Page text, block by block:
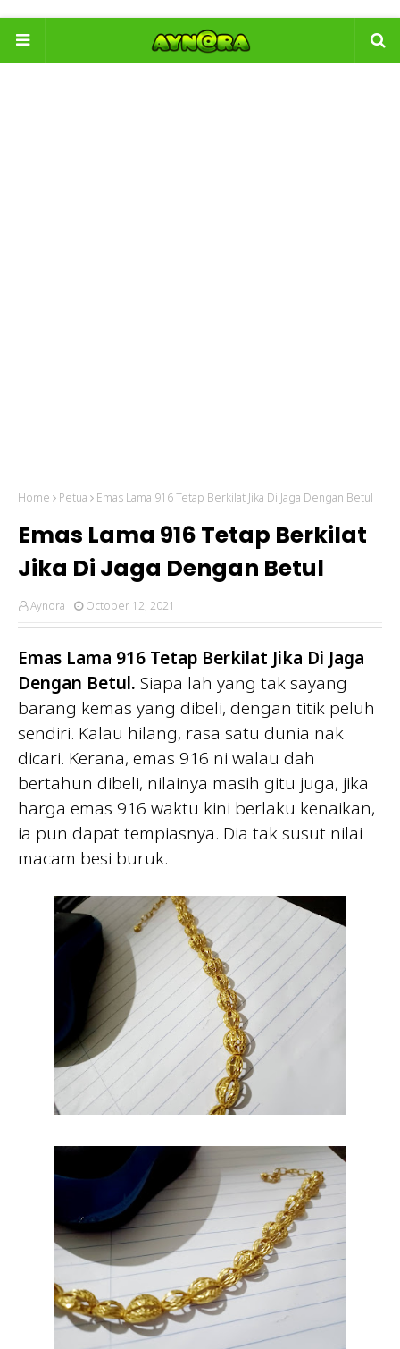
Home Petua Emas Lama 916 Tetap Berkilat Jika Di Jaga Dengan Betul
Emas Lama 916 Tetap Berkilat
Jika Di Jaga Dengan Betul
Aynora October 12, 2021
Emas Lama 916 Tetap Berkilat Jika Di Jaga
Dengan Betul. Siapa lah yang tak sayang
barang kemas yang dibeli, dengan titik peluh
sendiri. Kalau hilang, rasa satu dunia nak
dicari. Kerana, emas 916 ni walau dah
bertahun dibeli, nilainya masih gitu juga, jika
harga emas 916 waktu kini berlaku kenaikan,
ia pun dapat tempiasnya. Dia tak susut nilai
macam besi buruk.